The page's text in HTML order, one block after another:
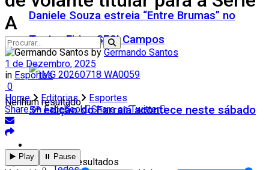
Daniele Souza estreia “Entre Brumas” no
Teatro Firjan SESI Campos
5ª edição do Farraiá acontece neste sábado
Nenhum resultado
Ver todos os resultados
A
by Germando Santos
1 de Dezembro, 2025
in Esportes
0
Home
Editorias
Esportes
Share on Facebook Share on Twitter
▶️ Play ⏸️ Pause